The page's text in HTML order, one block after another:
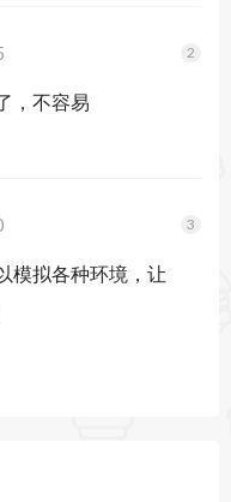
放心
|管理压力|关系|打
冷静的孩子
，不容易
模拟各种环境，让